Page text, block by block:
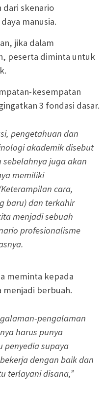
dari skenario
manusia.
jika dalam
peserta diminta untuk
kesempatan
3 fondasi dasar.
pengetahuan dan
akademik disebut
juga akan
memiliki
cara,
baru) dan terkahir
menjadi sebuah
profesionalisme
meminta kepada
menjadi berbuah.
pengalaman
harus punya
penyedia supaya
dengan baik dan
terlayani disana,”